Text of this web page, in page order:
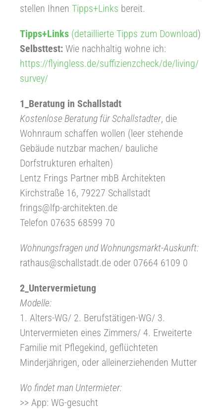
stellen Ihnen Tipps+Links bereit.
Tipps+Links (detaillierte Tipps zum Download)
Selbsttest: Wie nachhaltig wohne ich:
https://flyingless.de/suffizienzcheck/de/living/
survey/
1_Beratung in Schallstadt
Kostenlose Beratung für Schallstadter, die
Wohnraum schaffen wollen (leer stehende
Gebäude nutzbar machen/ bauliche
Dorfstrukturen erhalten)
Lentz Frings Partner mbB Architekten
Kirchstraße 16, 79227 Schallstadt
frings@lfp-architekten.de
Telefon 07635 68599 70
Wohnungsfragen und Wohnungsmarkt-Auskunft:
rathaus@schallstadt.de oder 07664 6109 0
2_Untervermietung
Modelle:
1. Alters-WG/ 2. Berufstätigen-WG/ 3.
Untervermieten eines Zimmers/ 4. Erweiterte
Familie mit Pflegekind, geflüchteten
Minderjährigen, oder alleinerziehenden Mutter
Wo findet man Untermieter:
>> App: WG-gesucht